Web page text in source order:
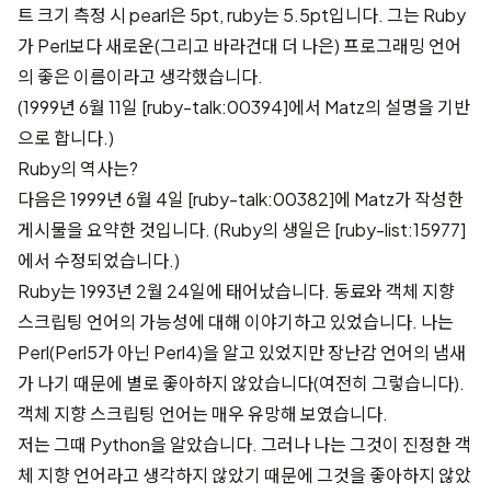
트 크기 측정 시 pearl은 5pt, ruby는 5.5pt입니다. 그는 Ruby
가 Perl보다 새로운(그리고 바라건대 더 나은) 프로그래밍 언어
의 좋은 이름이라고 생각했습니다.
(1999년 6월 11일 [ruby-talk:00394]에서 Matz의 설명을 기반
으로 합니다.)
Ruby의 역사는?
다음은 1999년 6월 4일 [ruby-talk:00382]에 Matz가 작성한
게시물을 요약한 것입니다. (Ruby의 생일은 [ruby-list:15977]
에서 수정되었습니다.)
Ruby는 1993년 2월 24일에 태어났습니다. 동료와 객체 지향
스크립팅 언어의 가능성에 대해 이야기하고 있었습니다. 나는
Perl(Perl5가 아닌 Perl4)을 알고 있었지만 장난감 언어의 냄새
가 나기 때문에 별로 좋아하지 않았습니다(여전히 그렇습니다).
객체 지향 스크립팅 언어는 매우 유망해 보였습니다.
저는 그때 Python을 알았습니다. 그러나 나는 그것이 진정한 객
체 지향 언어라고 생각하지 않았기 때문에 그것을 좋아하지 않았